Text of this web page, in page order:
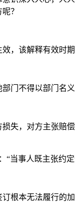
？
，该解释有效时
门不得以部门名义
失，对方主张赔
“当事人既主张约
根本无法履行的